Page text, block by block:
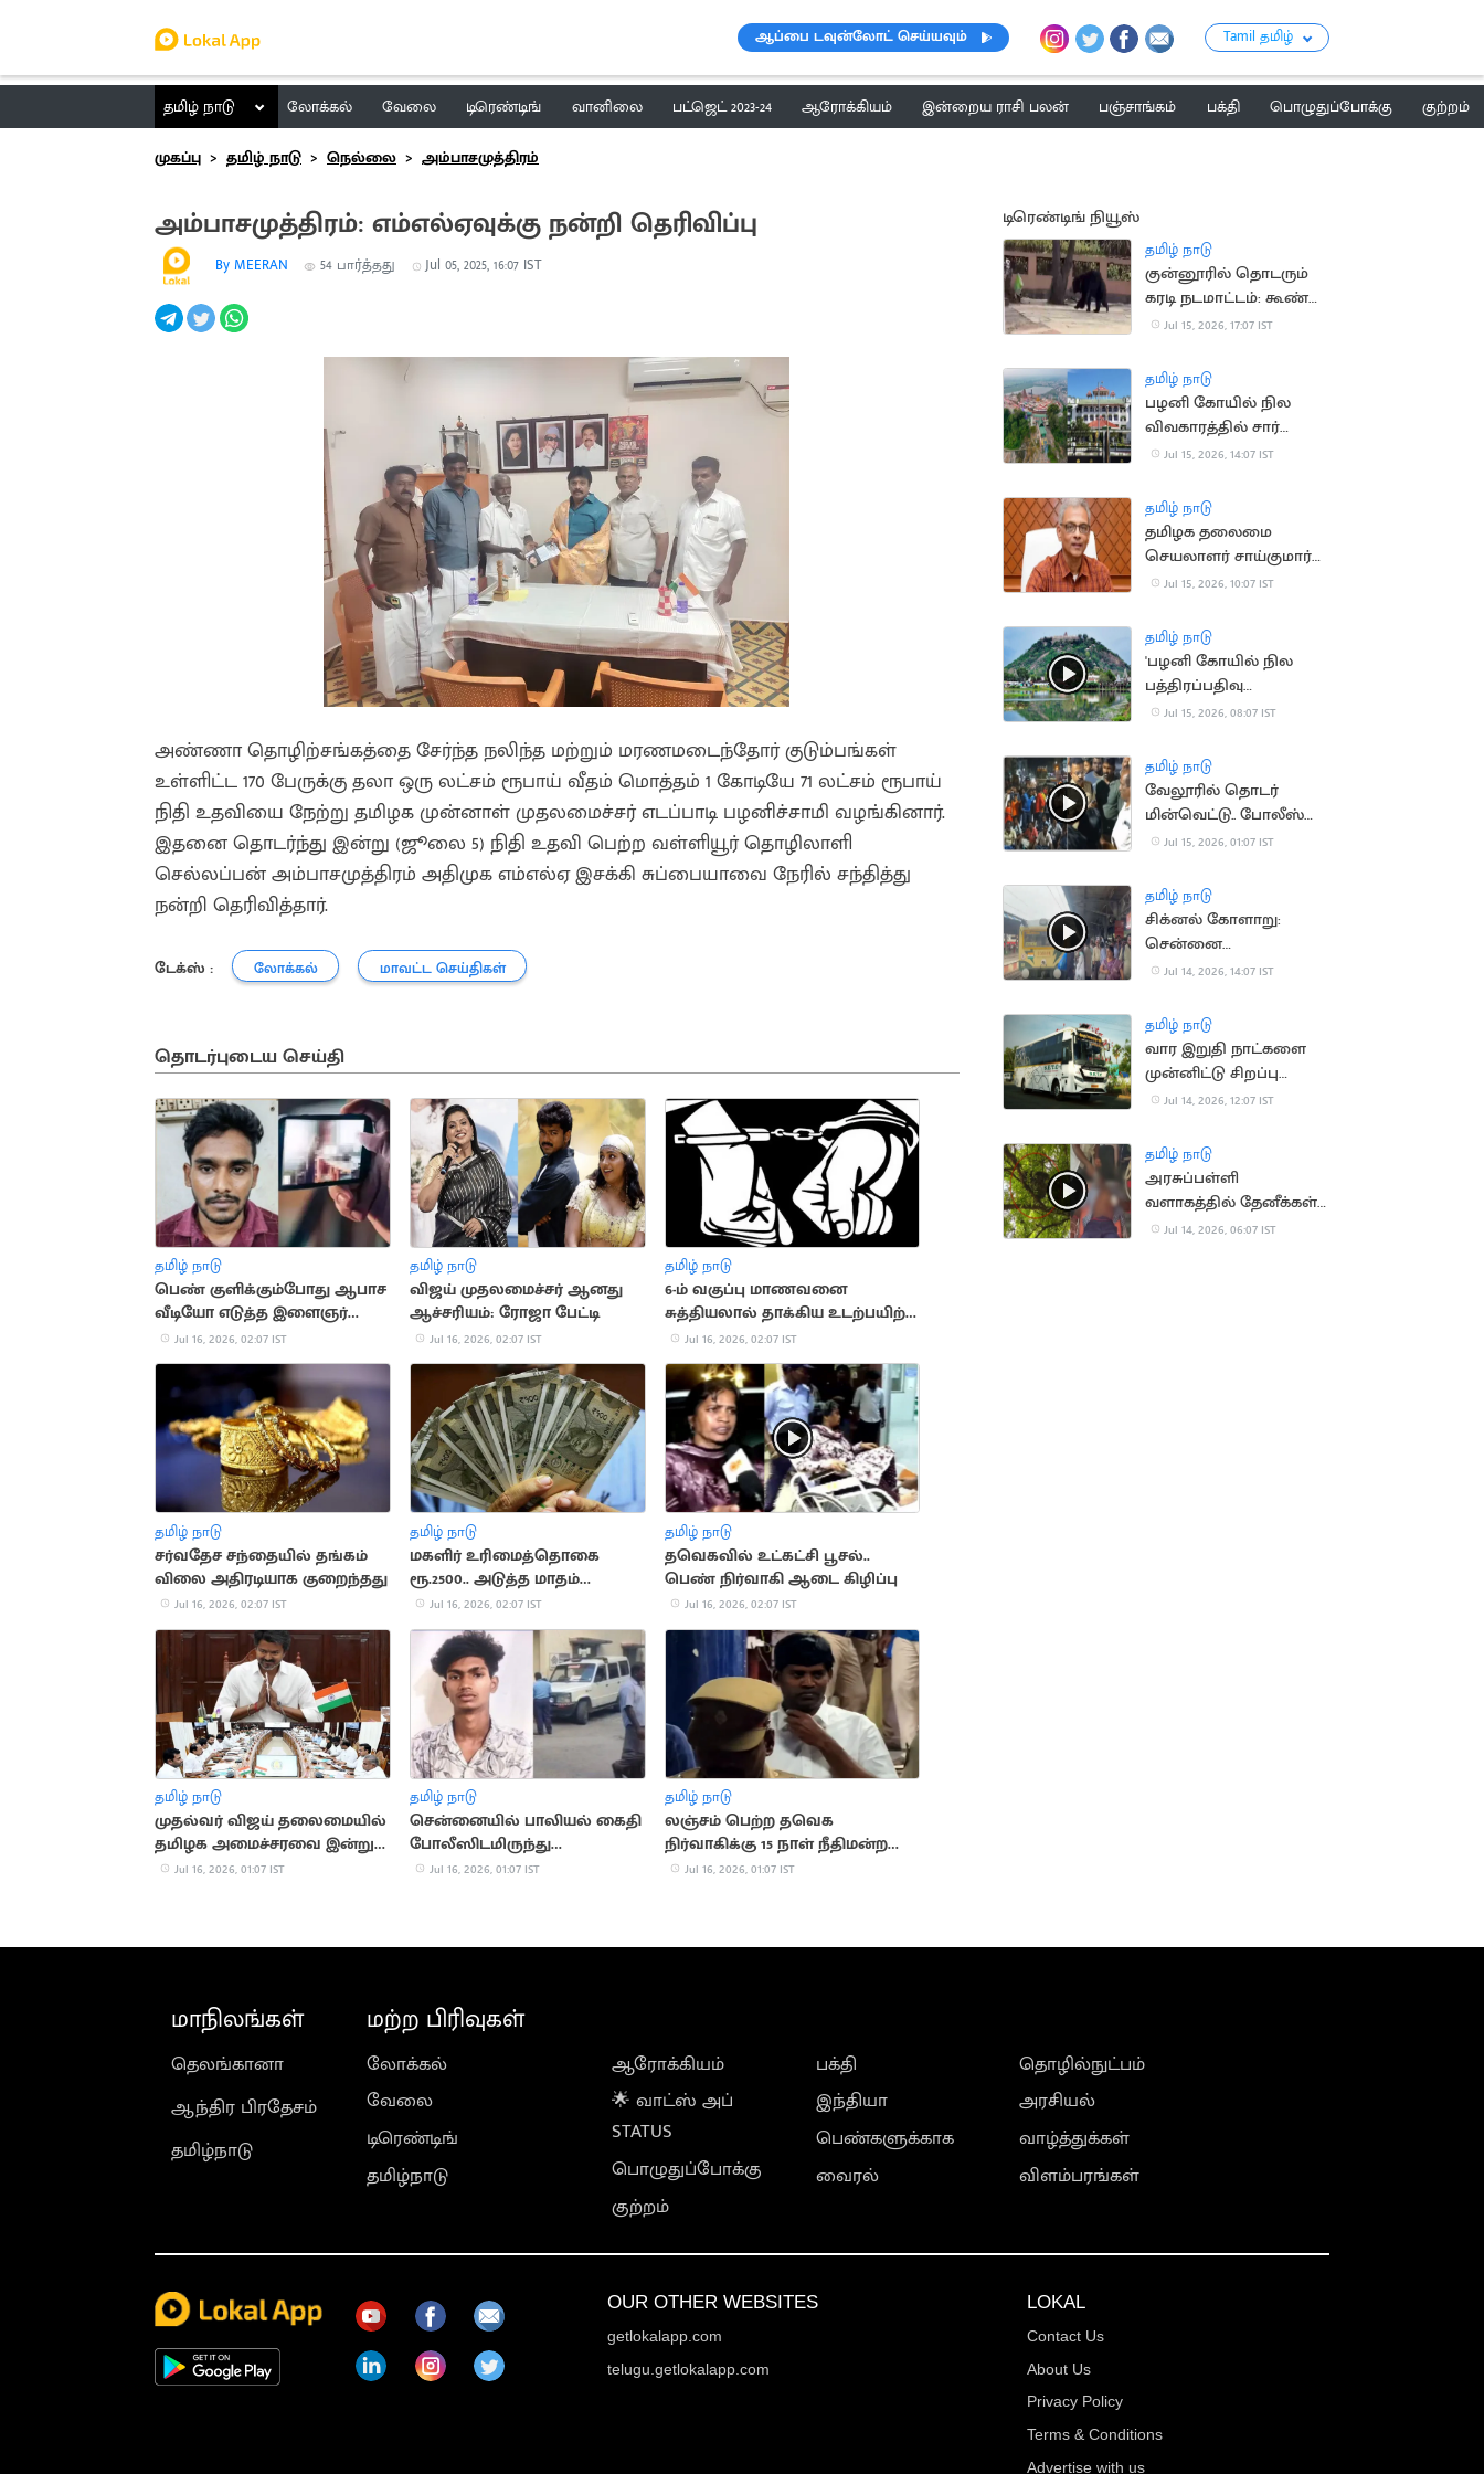
ஆப்பை டவுன்லோட் செய்யவும் Tamil தமிழ்
தமிழ் நாடு லோக்கல் வேலை டிரெண்டிங் வானிலை பட்ஜெட் 2023-24 ஆரோக்கியம் இன்றைய ராசி பலன் பஞ்சாங்கம் பக்தி பொழுதுப்போக்கு
குற்றம்
முகப்பு
தமிழ் நாடு நெல்லை அம்பாசமுத்திரம்
அம்பாசமுத்திரம்: எம்எல்ஏவுக்கு நன்றி தெரிவிப்பு
By MEERAN 54 பார்த்தது Jul 05, 2025, 16:07 IST
அண்ணா தொழிற்சங்கத்தை சேர்ந்த நலிந்த மற்றும் மரணமடைந்தோர் குடும்பங்கள்
உள்ளிட்ட 170 பேருக்கு தலா ஒரு லட்சம் ரூபாய் வீதம் மொத்தம் 1 கோடியே 71 லட்சம் ரூபாய்
நிதி உதவியை நேற்று தமிழக முன்னாள் முதலமைச்சர் எடப்பாடி பழனிச்சாமி வழங்கினார்.
இதனை தொடர்ந்து இன்று (ஜூலை 5) நிதி உதவி பெற்ற வள்ளியூர் தொழிலாளி
செல்லப்பன் அம்பாசமுத்திரம் அதிமுக எம்எல்ஏ இசக்கி சுப்பையாவை நேரில் சந்தித்து
நன்றி தெரிவித்தார்.
டேக்ஸ் : லோக்கல் மாவட்ட செய்திகள்
தொடர்புடைய செய்தி
தமிழ் நாடு
பெண் குளிக்கும்போது ஆபாச
வீடியோ எடுத்த இளைஞர்
கைது
Jul 16, 2026, 02:07 IST
தமிழ் நாடு
விஜய் முதலமைச்சர் ஆனது
ஆச்சரியம்: ரோஜா பேட்டி
Jul 16, 2026, 02:07 IST
தமிழ் நாடு
6-ம் வகுப்பு மாணவனை
சுத்தியலால் தாக்கிய உடற்பயிற்சி
ஆசிரியர்
Jul 16, 2026, 02:07 IST
தமிழ் நாடு
சர்வதேச சந்தையில் தங்கம்
விலை அதிரடியாக குறைந்தது
Jul 16, 2026, 02:07 IST
தமிழ் நாடு
மகளிர் உரிமைத்தொகை
ரூ.2500.. அடுத்த மாதம்
வெளியாக வாய்ப்பு
Jul 16, 2026, 02:07 IST
தமிழ் நாடு
தவெகவில் உட்கட்சி பூசல்..
பெண் நிர்வாகி ஆடை கிழிப்பு
Jul 16, 2026, 02:07 IST
தமிழ் நாடு
முதல்வர் விஜய் தலைமையில்
தமிழக அமைச்சரவை இன்று
கூடுகிறது!
Jul 16, 2026, 01:07 IST
தமிழ் நாடு
சென்னையில் பாலியல் கைதி
போலீஸிடமிருந்து
தப்பியோட்டம்
Jul 16, 2026, 01:07 IST
தமிழ் நாடு
லஞ்சம் பெற்ற தவெக
நிர்வாகிக்கு 15 நாள் நீதிமன்ற
காவல்
Jul 16, 2026, 01:07 IST
டிரெண்டிங் நியூஸ்
தமிழ் நாடு
குன்னூரில் தொடரும்
கரடி நடமாட்டம்: கூண்டு
வைக்க பொதுமக்கள்
Jul 15, 2026, 17:07 IST
தமிழ் நாடு
பழனி கோயில் நில
விவகாரத்தில் சார்
பதிவாளர் கைதுக்கு
Jul 15, 2026, 14:07 IST
தமிழ் நாடு
தமிழக தலைமை
செயலாளர் சாய்குமார்
பதவிக்காலம் 6
Jul 15, 2026, 10:07 IST
தமிழ் நாடு
'பழனி கோயில் நில
பத்திரப்பதிவு
செல்லாது'.. நீதிமன்றம்
Jul 15, 2026, 08:07 IST
தமிழ் நாடு
வேலூரில் தொடர்
மின்வெட்டு.. போலீஸ்
பேச்சால் சர்ச்சை
Jul 15, 2026, 01:07 IST
தமிழ் நாடு
சிக்னல் கோளாறு:
சென்னை
கடற்கரையில் புறநகர்
Jul 14, 2026, 14:07 IST
தமிழ் நாடு
வார இறுதி நாட்களை
முன்னிட்டு சிறப்பு
பேருந்துகள் இயக்கம்
Jul 14, 2026, 12:07 IST
தமிழ் நாடு
அரசுப்பள்ளி
வளாகத்தில் தேனீக்கள்
கொட்டி 50
Jul 14, 2026, 06:07 IST
மாநிலங்கள்
தெலங்கானா
ஆந்திர பிரதேசம்
தமிழ்நாடு
மற்ற பிரிவுகள்
லோக்கல்
வேலை
டிரெண்டிங்
தமிழ்நாடு
ஆரோக்கியம்
🌟 வாட்ஸ் அப்
STATUS
பொழுதுப்போக்கு
குற்றம்
பக்தி
இந்தியா
பெண்களுக்காக
வைரல்
தொழில்நுட்பம்
அரசியல்
வாழ்த்துக்கள்
விளம்பரங்கள்
OUR OTHER WEBSITES
getlokalapp.com
telugu.getlokalapp.com
LOKAL
Contact Us
About Us
Privacy Policy
Terms & Conditions
Advertise with us